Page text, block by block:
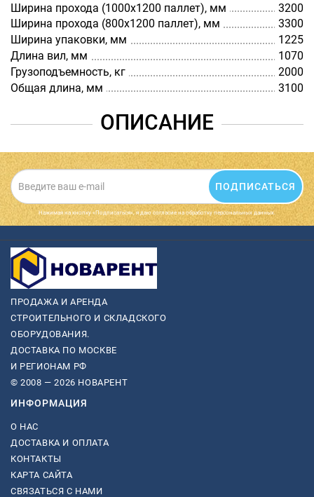
Ширина прохода (1000х1200 паллет), мм
3200
Ширина прохода (800х1200 паллет), мм
3300
Ширина упаковки, мм
1225
Длина вил, мм
1070
Грузоподъемность, кг
2000
Общая длина, мм
3100
ОПИСАНИЕ
ПОДПИСАТЬСЯ
Нажимая на кнопку «Подписаться», я даю cогласие на обработку персональных данных.
ПРОДАЖА И АРЕНДА
СТРОИТЕЛЬНОГО И СКЛАДСКОГО
ОБОРУДОВАНИЯ.
ДОСТАВКА ПО МОСКВЕ
И РЕГИОНАМ РФ
© 2008 — 2026 НОВАРЕНТ
ИНФОРМАЦИЯ
О НАС
ДОСТАВКА И ОПЛАТА
КОНТАКТЫ
КАРТА САЙТА
СВЯЗАТЬСЯ С НАМИ